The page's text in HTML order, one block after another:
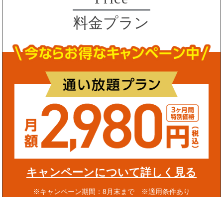
料金プラン
キャンペーンについて詳しく見る
※キャンペーン期間：8月末まで ※適用条件あり